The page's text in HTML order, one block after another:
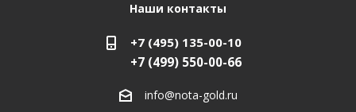
Наши контакты
+7 (495) 135-00-10
+7 (499) 550-00-66
info@nota-gold.ru